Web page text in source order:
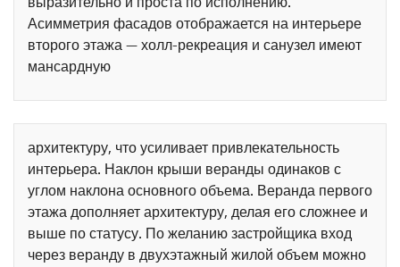
Асимметрия фасадов отображается на интерьере
второго этажа — холл-рекреация и санузел имеют
мансардную
архитектуру, что усиливает привлекательность
интерьера. Наклон крыши веранды одинаков с
углом наклона основного объема. Веранда первого
этажа дополняет архитектуру, делая его сложнее и
выше по статусу. По желанию застройщика вход
через веранду в двухэтажный жилой объем можно